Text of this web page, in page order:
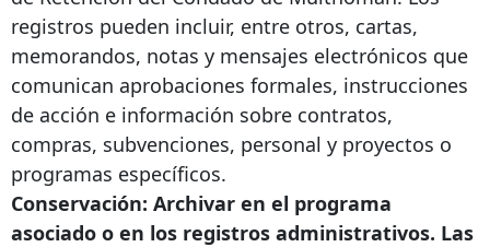
registros pueden incluir, entre otros, cartas,
memorandos, notas y mensajes electrónicos que
comunican aprobaciones formales, instrucciones
de acción e información sobre contratos,
compras, subvenciones, personal y proyectos o
programas específicos.
Conservación: Archivar en el programa
asociado o en los registros administrativos. Las